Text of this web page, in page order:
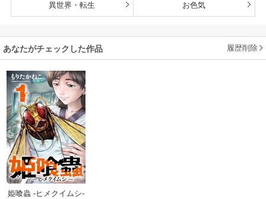
異世界・転生 お色気
あなたがチェックした作品 履歴削除
姫喰蟲 -ヒメクイムシ-